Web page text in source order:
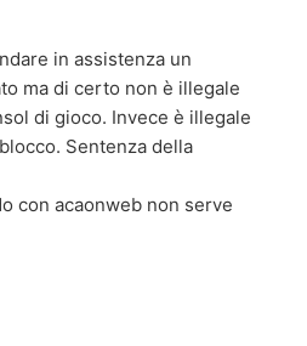
in assistenza un
ma di certo non è illegale
di gioco. Invece è illegale
Sentenza della
con acaonweb non serve